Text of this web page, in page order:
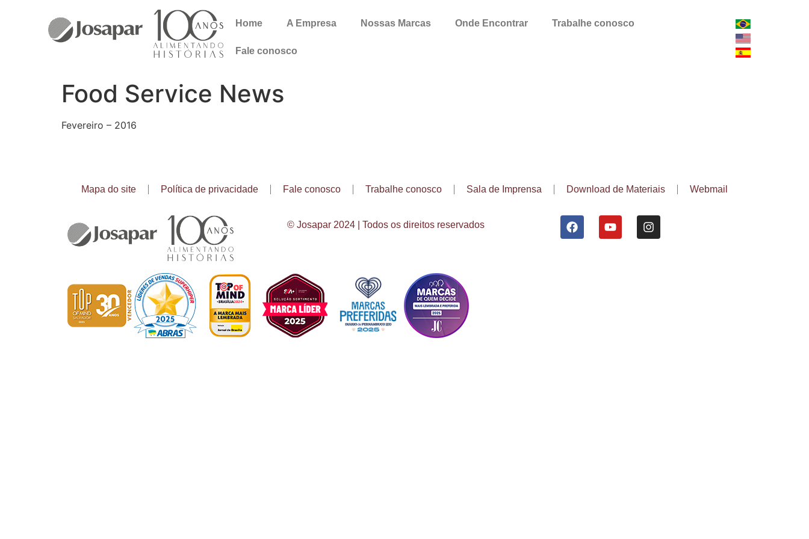
Home A Empresa Nossas Marcas Onde Encontrar Trabalhe conosco
Fale conosco
Food Service News
Fevereiro – 2016
Mapa do site Política de privacidade Fale conosco Trabalhe conosco Sala de Imprensa Download de Materiais Webmail
© Josapar 2024 | Todos os direitos reservados